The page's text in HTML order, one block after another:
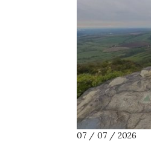
07 / 07 / 2026